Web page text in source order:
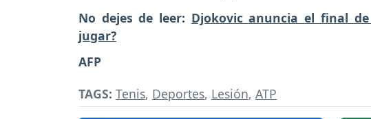
No dejes de leer: Djokovic anuncia el final
jugar?
AFP
TAGS: Tenis, Deportes, Lesión, ATP